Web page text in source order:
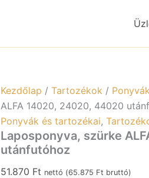
Kezdőlap / Tartozékok /
ALFA 14020, 24020, 44020
Ponyvák és tartozékai,
Laposponyva, szürke
utánfutóhoz
51.870 Ft nettó (65.875 Ft bruttó)
mennyiség